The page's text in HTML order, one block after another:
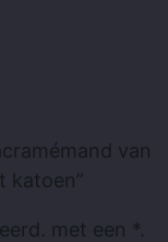
van
katoen”
met een *.